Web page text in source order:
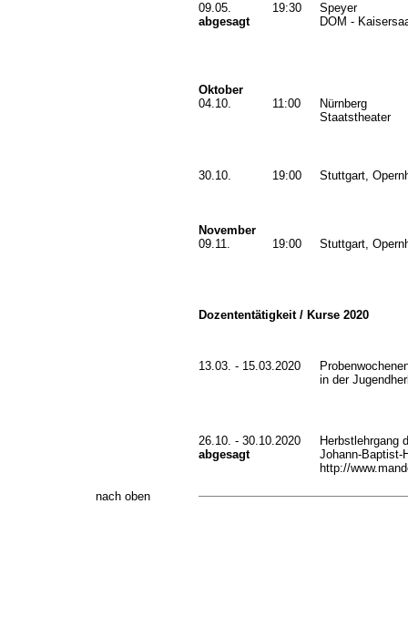
09.05.
abgesagt
19:30
Speyer
DOM -
Oktober
04.10.
11:00
Nürnberg
Staatstheater
30.10. 19:00 Stuttgart,
November
09.11.
19:00 Stuttgart,
Dozententätigkeit / Kurse 2020
13.03. - 15.03.2020
in der
26.10. - 30.10.2020
abgesagt
Herbstlehrgang
Johann-Baptist-
http://
nach oben